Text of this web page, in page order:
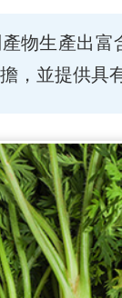
物生產出
，並提供具